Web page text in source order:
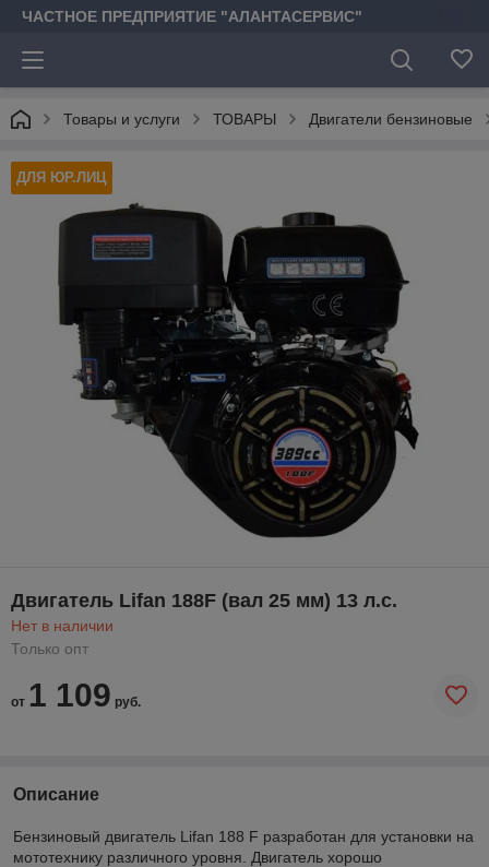
ЧАСТНОЕ ПРЕДПРИЯТИЕ "АЛАНТАСЕРВИС"
Товары и услуги ТОВАРЫ Двигатели бензиновые
ДЛЯ ЮР.ЛИЦ
Двигатель Lifan 188F (вал 25 мм) 13 л.с.
Нет в наличии
Только опт
от 1 109 руб.
Описание
Бензиновый двигатель Lifan 188 F разработан для установки на
мототехнику различного уровня. Двигатель хорошо